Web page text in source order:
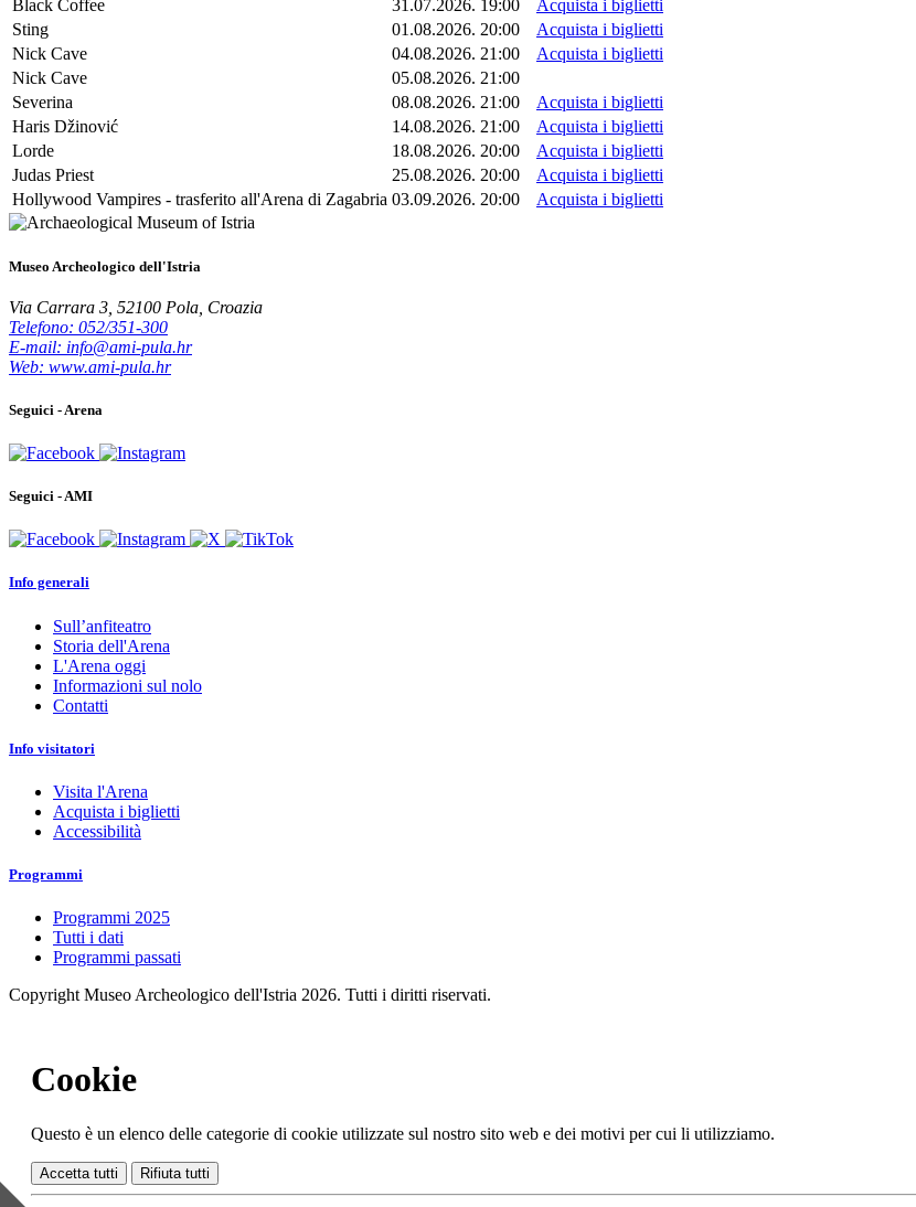
Black Coffee
31.07.2026. 19:00
Acquista i biglietti
Sting
01.08.2026. 20:00
Acquista i biglietti
Nick Cave
04.08.2026. 21:00
Acquista i biglietti
Nick Cave
05.08.2026. 21:00
Severina
08.08.2026. 21:00
Acquista i biglietti
Haris Džinović
14.08.2026. 21:00
Acquista i biglietti
Lorde
18.08.2026. 20:00
Acquista i biglietti
Judas Priest
25.08.2026. 20:00
Acquista i biglietti
Hollywood Vampires - trasferito all'Arena di Zagabria 03.09.2026. 20:00 Acquista i biglietti
Museo Archeologico dell'Istria
Via Carrara 3, 52100 Pola, Croazia
Telefono: 052/351-300
E-mail: info@ami-pula.hr
Web: www.ami-pula.hr
Seguici - Arena
Seguici - AMI
Info generali
Sull’anfiteatro
Storia dell'Arena
L'Arena oggi
Informazioni sul nolo
Contatti
Info visitatori
Visita l'Arena
Acquista i biglietti
Accessibilità
Programmi
Programmi 2025
Tutti i dati
Programmi passati
Copyright Museo Archeologico dell'Istria 2026. Tutti i diritti riservati.